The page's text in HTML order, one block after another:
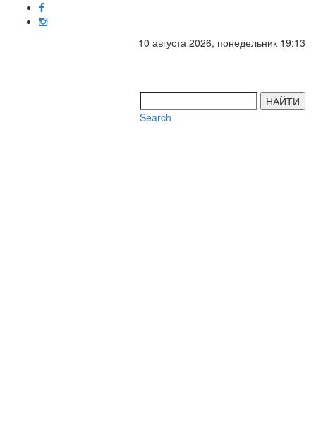
10 августа 2026, понедельник 19:13
НАЙТИ
Search